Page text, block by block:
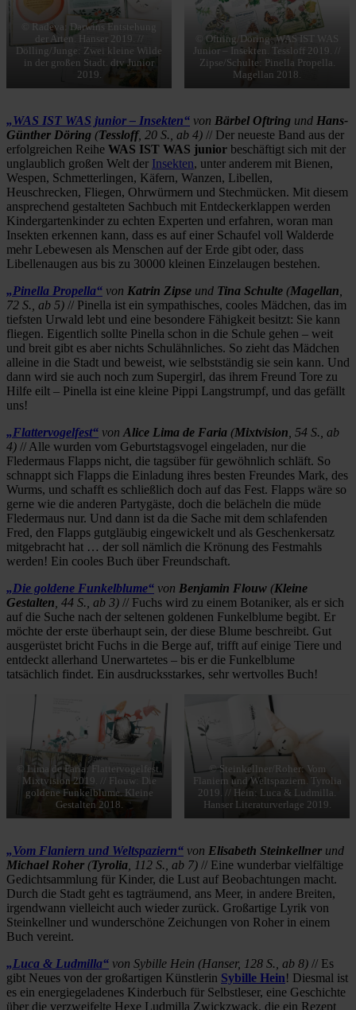
© Radeva: Darwins Entstehung
der Arten. Hanser 2019. //
Dölling/Junge: Zwei kleine Wilde
in der großen Stadt. dtv Junior
2019.
© Oftring/Döring: WAS IST WAS
Junior – Insekten. Tessloff 2019. //
Zipse/Schulte: Pinella Propella.
Magellan 2018.
„WAS IST WAS junior – Insekten“ von Bärbel Oftring und Hans-
Günther Döring (Tessloff, 20 S., ab 4) // Der neueste Band aus der
erfolgreichen Reihe WAS IST WAS junior beschäftigt sich mit der
unglaublich großen Welt der Insekten, unter anderem mit Bienen,
Wespen, Schmetterlingen, Käfern, Wanzen, Libellen,
Heuschrecken, Fliegen, Ohrwürmern und Stechmücken. Mit diesem
ansprechend gestalteten Sachbuch mit Entdeckerklappen werden
Kindergartenkinder zu echten Experten und erfahren, woran man
Insekten erkennen kann, dass es auf einer Schaufel voll Walderde
mehr Lebewesen als Menschen auf der Erde gibt oder, dass
Libellenaugen aus bis zu 30000 kleinen Einzelaugen bestehen.
„Pinella Propella“ von Katrin Zipse und Tina Schulte (Magellan
72 S., ab 5) // Pinella ist ein sympathisches, cooles Mädchen, das im
tiefsten Urwald lebt und eine besondere Fähigkeit besitzt: Sie kann
fliegen. Eigentlich sollte Pinella schon in die Schule gehen – weit
und breit gibt es aber nichts Schulähnliches. So zieht das Mädchen
alleine in die Stadt und beweist, wie selbstständig sie sein kann. Und
dann wird sie auch noch zum Supergirl, das ihrem Freund Tore zu
Hilfe eilt – Pinella ist eine kleine Pippi Langstrumpf, und das gefällt
uns!
„Flattervogelfest“ von Alice Lima de Faria (Mixtvision , 54 S., ab
4) // Alle wurden vom Geburtstagsvogel eingeladen, nur die
Fledermaus Flapps nicht, die tagsüber für gewöhnlich schläft. So
schnappt sich Flapps die Einladung ihres besten Freundes Mark, des
Wurms, und schafft es schließlich doch auf das Fest. Flapps wäre so
gerne wie die anderen Partygäste, doch die belächeln die müde
Fledermaus nur. Und dann ist da die Sache mit dem schlafenden
Fred, den Flapps gutgläubig eingewickelt und als Geschenkersatz
mitgebracht hat … der soll nämlich die Krönung des Festmahls
werden! Ein cooles Buch über Freundschaft.
„Die goldene Funkelblume“ von Benjamin Flouw (Kleine
Gestalten , 44 S., ab 3) // Fuchs wird zu einem Botaniker, als er sich
auf die Suche nach der seltenen goldenen Funkelblume begibt. Er
möchte der erste überhaupt sein, der diese Blume beschreibt. Gut
ausgerüstet bricht Fuchs in die Berge auf, trifft auf einige Tiere und
entdeckt allerhand Unerwartetes – bis er die Funkelblume
tatsächlich findet. Ein ausdrucksstarkes, sehr wertvolles Buch!
© Lima de Faria: Flattervogelfest.
Mixtvision 2019. // Flouw: Die
goldene Funkelblume. Kleine
Gestalten 2018.
© Steinkellner/Roher: Vom
Flaniern und Weltspaziern. Tyrolia
2019. // Hein: Luca & Ludmilla.
Hanser Literaturverlage 2019.
„Vom Flaniern und Weltspaziern“ von Elisabeth Steinkellner und
Michael Roher (Tyrolia , 112 S., ab 7) // Eine wunderbar vielfältige
Gedichtsammlung für Kinder, die Lust auf Beobachtungen macht.
Durch die Stadt geht es tagträumend, ans Meer, in andere Breiten,
irgendwann vielleicht auch wieder zurück. Großartige Lyrik von
Steinkellner und wunderschöne Zeichungen von Roher in einem
Buch vereint.
„Luca & Ludmilla“ von Sybille Hein (Hanser, 128 S., ab 8) // Es
gibt Neues von der großartigen Künstlerin Sybille Hein! Diesmal ist
es ein energiegeladenes Kinderbuch für Selbstleser, eine Geschichte
über die verzweifelte Hexe Ludmilla Zwickzwack, die ein Rezept